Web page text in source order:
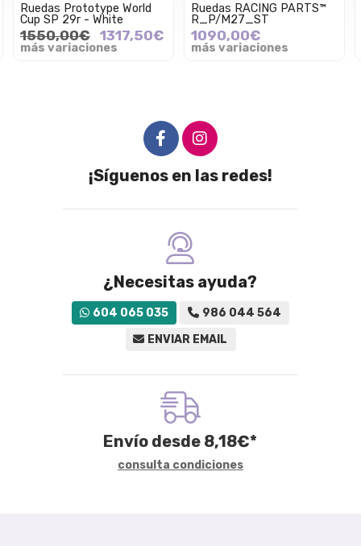
Ruedas Prototype World
Cup SP 29r - White
1550,00€ 1317,50€
más variaciones
Ruedas RACING PARTS™
R_P/M27_ST
1090,00€
más variaciones
¡Síguenos en las redes!
¿Necesitas ayuda?
604 065 035
986 044 564
ENVIAR EMAIL
Envío desde 8,18€*
consulta condiciones